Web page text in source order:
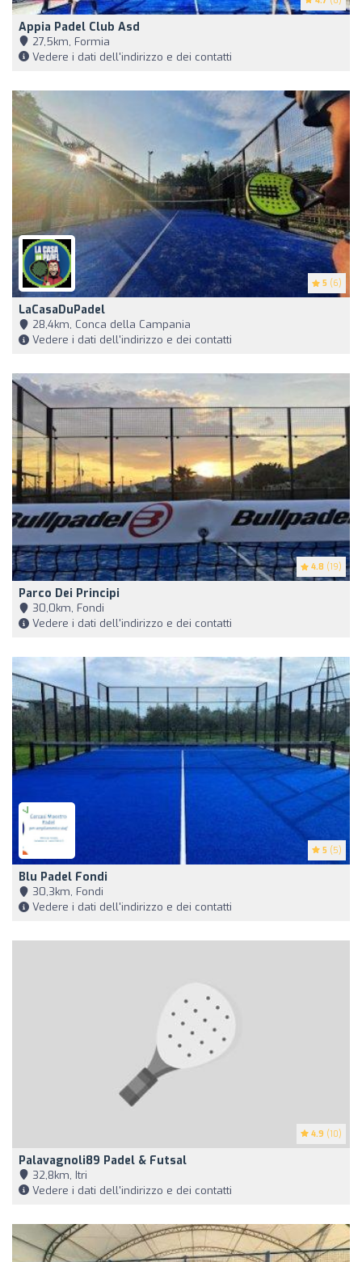
Appia Padel Club Asd
27,5km, Formia
Vedere i dati dell'indirizzo e dei contatti
5 (6)
LaCasaDuPadel
28,4km, Conca della Campania
Vedere i dati dell'indirizzo e dei contatti
4.8 (19)
Parco Dei Principi
30,0km, Fondi
Vedere i dati dell'indirizzo e dei contatti
5 (5)
Blu Padel Fondi
30,3km, Fondi
Vedere i dati dell'indirizzo e dei contatti
4.9 (10)
Palavagnoli89 Padel & Futsal
32,8km, Itri
Vedere i dati dell'indirizzo e dei contatti